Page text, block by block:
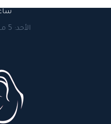
الأحد: 5 مساءً إلى 8 مساءً